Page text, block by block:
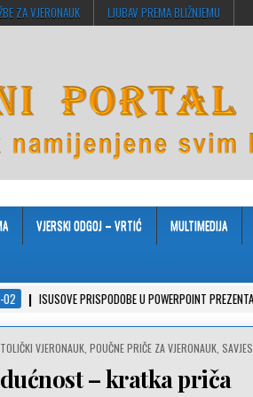
ZA VJERONAUK LJUBAV PREMA BLIŽNJEMU
VJERSKI ODGOJ – VRTIĆ MULTIMEDIJA
PRISPODOBE U POWERPOINT PREZENTACIJAMA
VJERONAUK ,POUČNE PRIČE ZA VJERONAUK
– kratka priča